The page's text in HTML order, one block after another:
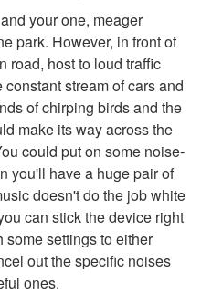
your one, meager
park. However, in front of
road, host to loud traffic
stream of cars and
of chirping birds and the
make its way across the
could put on some noise-
you'll have a huge pair of
doesn't do the job white
can stick the device right
settings to either
out the specific noises
ones.